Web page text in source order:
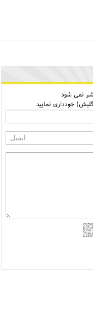
نمی شود
خودداری نمایید